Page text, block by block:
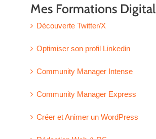
Mes Formations Digital
Découverte Twitter/X
Optimiser son profil Linkedin
Community Manager Intense
Community Manager Express
Créer et Animer un WordPress